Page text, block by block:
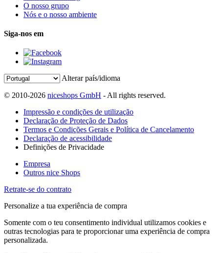
O nosso grupo
Nós e o nosso ambiente
Siga-nos em
Alterar país/idioma
© 2010-2026 niceshops GmbH - All rights reserved.
Impressão e condições de utilização
Declaração de Proteção de Dados
Termos e Condições Gerais e Política de Cancelamento
Declaração de acessibilidade
Definições de Privacidade
Empresa
Outros nice Shops
Retrate-se do contrato
Personalize a tua experiência de compra
Somente com o teu consentimento individual utilizamos cookies e
outras tecnologias para te proporcionar uma experiência de compra
personalizada.